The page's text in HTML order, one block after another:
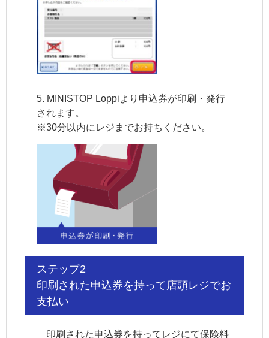
5. MINISTOP Loppiより申込券が印刷・発行
されます。
※30分以内にレジまでお持ちください。
ステップ2
印刷された申込券を持って店頭レジでお
支払い
印刷された申込券を持ってレジにて保険料